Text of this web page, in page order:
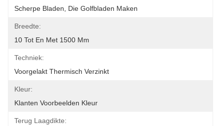
Scherpe Bladen, Die Golfbladen Maken
Breedte:
10 Tot En Met 1500 Mm
Techniek:
Voorgelakt Thermisch Verzinkt
Kleur:
Klanten Voorbeelden Kleur
Terug Laagdikte: